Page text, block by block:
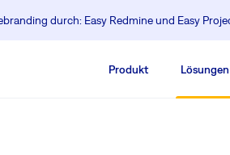
durch: Easy Redmine und Easy
Produkt Lösungen